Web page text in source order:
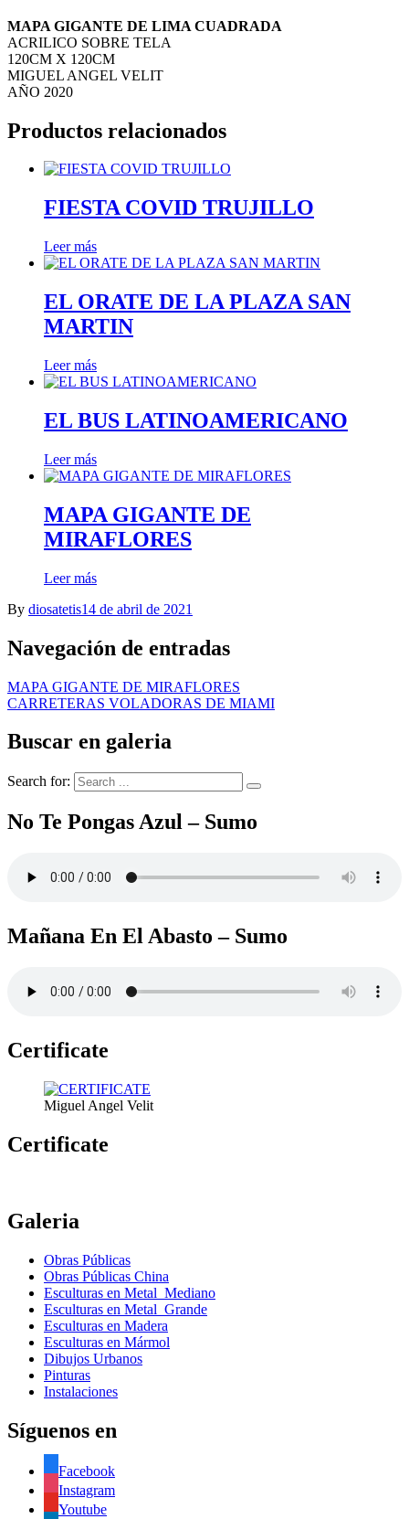
MAPA GIGANTE DE LIMA CUADRADA
ACRILICO SOBRE TELA
120CM X 120CM
MIGUEL ANGEL VELIT
AÑO 2020
Productos relacionados
FIESTA COVID TRUJILLO
Leer más
EL ORATE DE LA PLAZA SAN
MARTIN
Leer más
EL BUS LATINOAMERICANO
Leer más
MAPA GIGANTE DE
MIRAFLORES
Leer más
By diosatetis14 de abril de 2021
Navegación de entradas
MAPA GIGANTE DE MIRAFLORES
CARRETERAS VOLADORAS DE MIAMI
Buscar en galeria
Search for:
No Te Pongas Azul – Sumo
Mañana En El Abasto – Sumo
Certificate
Miguel Angel Velit
Certificate
Galeria
Obras Públicas
Obras Públicas China
Esculturas en Metal Mediano
Esculturas en Metal Grande
Esculturas en Madera
Esculturas en Mármol
Dibujos Urbanos
Pinturas
Instalaciones
Síguenos en
Facebook
Instagram
Youtube